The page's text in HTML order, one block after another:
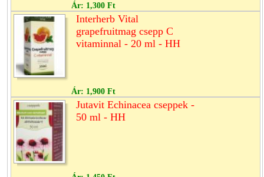
Ár: 1,300 Ft
Interherb Vital
grapefruitmag csepp C
vitaminnal - 20 ml - HH
Ár: 1,900 Ft
Jutavit Echinacea cseppek -
50 ml - HH